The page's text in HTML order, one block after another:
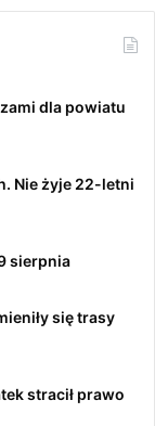
dla powiatu
Nie żyje 22-letni
sierpnia
się trasy
stracił prawo